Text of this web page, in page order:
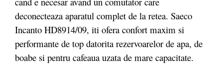
deconecteaza aparatul complet de la retea. Saeco
Incanto HD8914/09, iti ofera confort maxim si
performante de top datorita rezervoarelor de apa, de
boabe si pentru cafeaua uzata de mare capacitate.